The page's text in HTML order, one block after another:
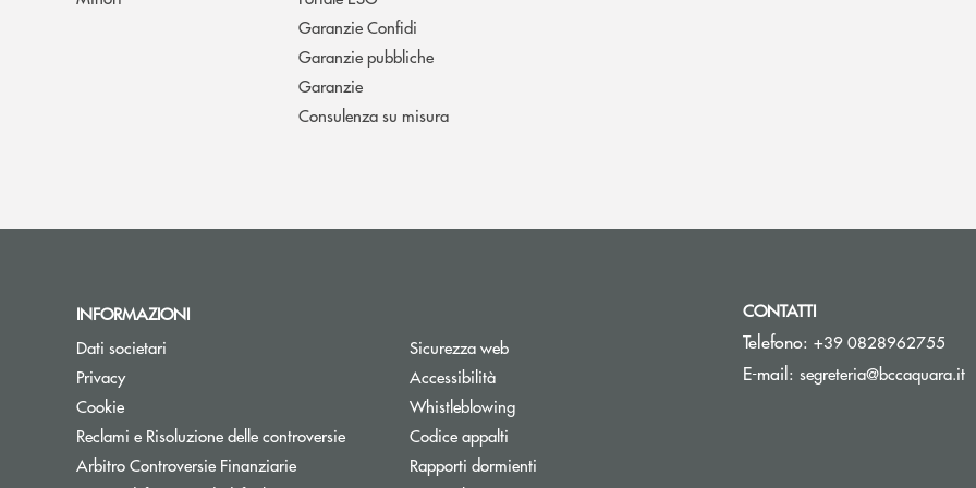
Garanzie Confidi
Garanzie pubbliche
Garanzie
Consulenza su misura
INFORMAZIONI
Dati societari
Privacy
Cookie
Reclami e Risoluzione delle controversie
Arbitro Controversie FinanziarieApre una nuova finestra
Sicurezza web
Accessibilità
Whistleblowing
Codice appalti
Rapporti dormienti
CONTATTI
Telefono: +39 0828962755
E-mail: segreteria@bccaquara.it